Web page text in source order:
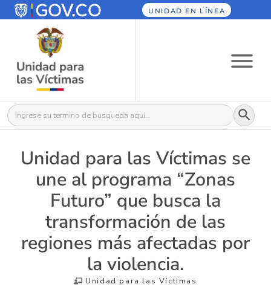
UNIDAD EN LÍNEA
Buscar: Botón
Unidad para las Víctimas se
une al programa “Zonas
Futuro” que busca la
transformación de las
regiones más afectadas por
la violencia.
Unidad para las Víctimas